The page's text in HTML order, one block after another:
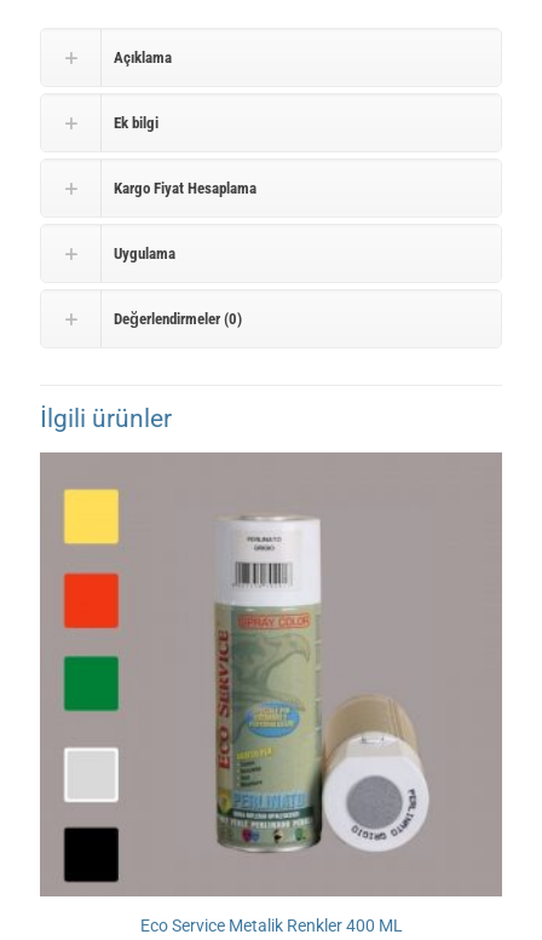
Açıklama
Ek bilgi
Kargo Fiyat Hesaplama
Uygulama
Değerlendirmeler (0)
İlgili ürünler
Eco Service Metalik Renkler 400 ML